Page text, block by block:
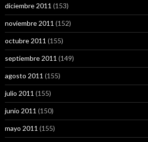
diciembre 2011 (153)
noviembre 2011 (152)
octubre 2011 (155)
septiembre 2011 (149)
agosto 2011 (155)
julio 2011 (155)
junio 2011 (150)
mayo 2011 (155)